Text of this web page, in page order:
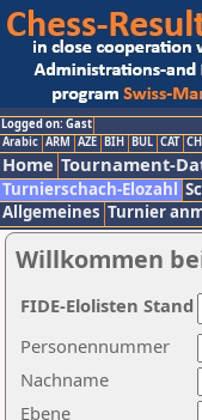
Logged on: Gast
Arabic ARM AZE BIH BUL CAT
Home Tournament-
Turnierschach-Elozahl
Allgemeines Turnier
Willkommen
Nachname
Ebene
Personennummer
FIDE-Elolisten Stand